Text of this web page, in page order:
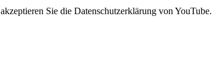
Sie die Datenschutzerklärung von YouTube.